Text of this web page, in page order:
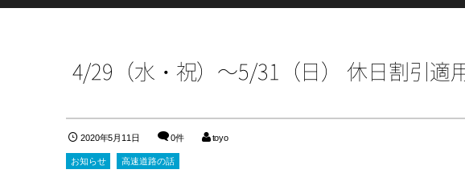
4/29（水・祝）～5/31（日） 休日割引適
2020年5月11日 0件 toyo
お知らせ 高速道路の話